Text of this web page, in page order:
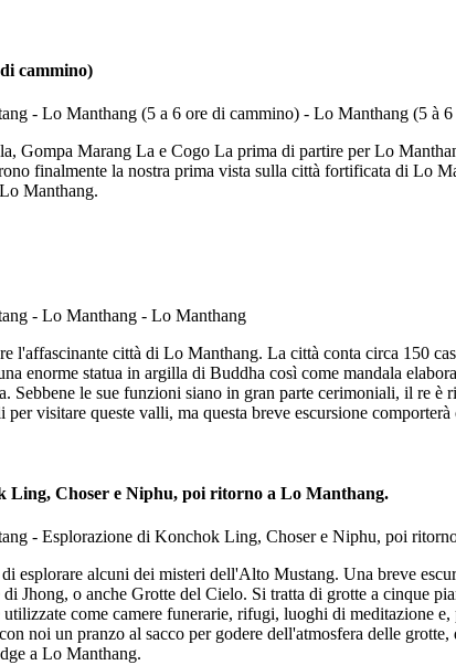
cammino)
Gompa Marang La e Cogo La prima di partire per Lo
finalmente la nostra prima vista sulla città fortificata di Lo
Manthang.
l'affascinante città di Lo Manthang. La città conta circa 150
enorme statua in argilla di Buddha così come mandala
Sebbene le sue funzioni siano in gran parte cerimoniali, il re
per visitare queste valli, ma questa breve escursione
Ling, Choser e Niphu, poi ritorno a Lo Manthang.
esplorare alcuni dei misteri dell'Alto Mustang. Una breve
Jhong, o anche Grotte del Cielo. Si tratta di grotte a cinque
utilizzate come camere funerarie, rifugi, luoghi di meditazione
noi un pranzo al sacco per godere dell'atmosfera delle
a Lo Manthang.